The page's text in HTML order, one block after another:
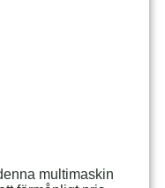
multimaskin